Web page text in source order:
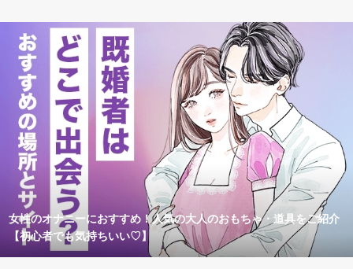
女性のオナニーにおすすめ！人気の大人のおもちゃ・道具をご紹介
【初心者でも気持ちいい♡】